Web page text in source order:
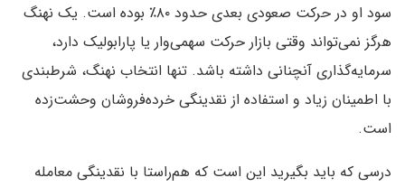
سود او در حرکت صعودی بعدی حدود ۸۰٪ بوده است. یک نهنگ
هرگز نمی‌تواند وقتی بازار حرکت سهمی‌وار یا پارابولیک دارد،
سرمایه‌گذاری آنچنانی داشته باشد. تنها انتخاب نهنگ، شرطبندی
با اطمینان زیاد و استفاده از نقدینگی خرده‌فروشان وحشت‌زده
است.
درسی که باید بگیرید این است که هم‌راستا با نقدینگی معامله